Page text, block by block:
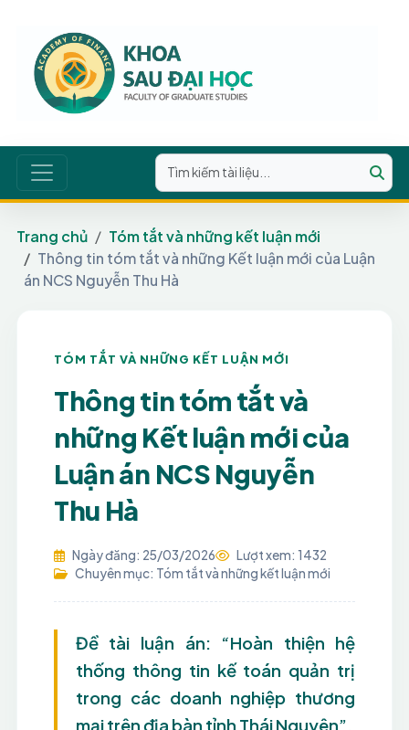
Trang chủ
Tóm tắt và những kết luận mới
Thông tin tóm tắt và những Kết luận mới của Luận
án NCS Nguyễn Thu Hà
TÓM TẮT VÀ NHỮNG KẾT LUẬN MỚI
Thông tin tóm tắt và
những Kết luận mới của
Luận án NCS Nguyễn
Thu Hà
Ngày đăng: 25/03/2026
Lượt xem: 1432
Chuyên mục: Tóm tắt và những kết luận mới
Đề tài luận án: “Hoàn thiện hệ
thống thông tin kế toán quản trị
trong các doanh nghiệp thương
mại trên địa bàn tỉnh Thái Nguyên”.